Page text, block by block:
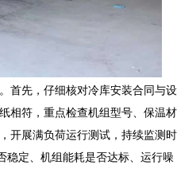
首先，仔细核对冷库安装合同与设
相符，重点检查机组型号、保温材
开展满负荷运行测试，持续监测时
稳定、机组能耗是否达标、运行噪